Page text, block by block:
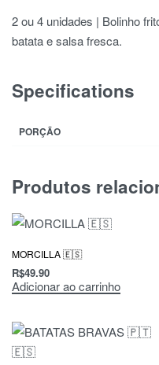
2 ou 4 unidades | Bolinho
batata e salsa fresca.
Specifications
PORÇÃO
Produtos
MORCILLA 🇪🇸
R$49.90
Adicionar ao carrinho